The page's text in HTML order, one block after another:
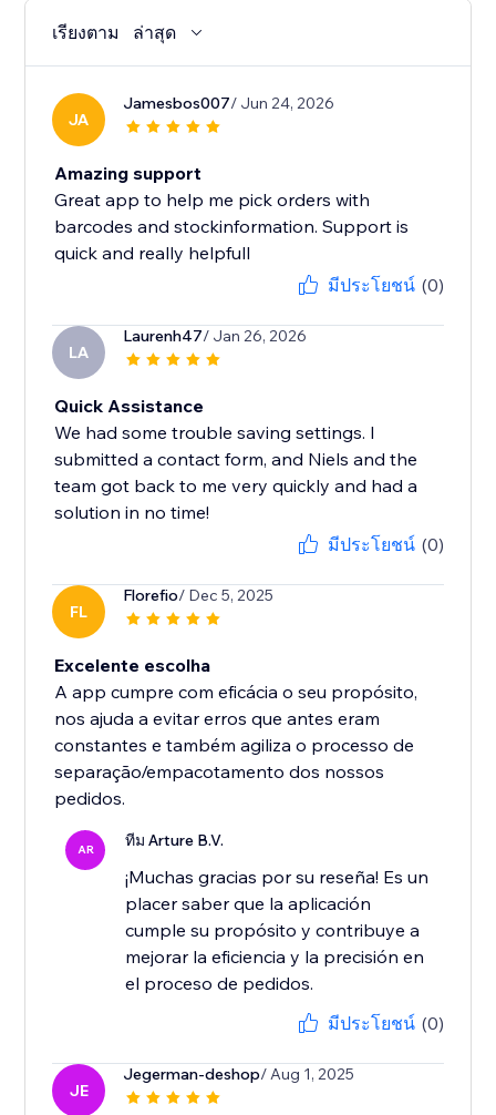
เรียงตาม ล่าสุด
JA
Jamesbos007/ Jun 24, 2026
Amazing support
Great app to help me pick orders with
barcodes and stockinformation. Support is
quick and really helpfull
มีประโยชน์ (0)
LA
Laurenh47/ Jan 26, 2026
Quick Assistance
We had some trouble saving settings. I
submitted a contact form, and Niels and the
team got back to me very quickly and had a
solution in no time!
มีประโยชน์ (0)
FL
Florefio/ Dec 5, 2025
Excelente escolha
A app cumpre com eficácia o seu propósito,
nos ajuda a evitar erros que antes eram
constantes e também agiliza o processo de
separação/empacotamento dos nossos
pedidos.
AR ทีม Arture B.V.
¡Muchas gracias por su reseña! Es un
placer saber que la aplicación
cumple su propósito y contribuye a
mejorar la eficiencia y la precisión en
el proceso de pedidos.
มีประโยชน์ (0)
JE
Jegerman-deshop/ Aug 1, 2025